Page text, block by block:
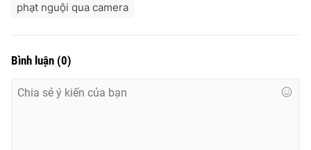
phạt nguội qua camera
Bình luận (0)